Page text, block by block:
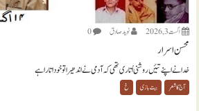
اگست 3, 2026 نويد صادق 0
محسن اسرار
خدا نے اپنے تئیں روشنی اُتاری تھی کہ آدمی نے اندھیرا تو خود اتارا ہے
آج کا شعر بیت بازی خ